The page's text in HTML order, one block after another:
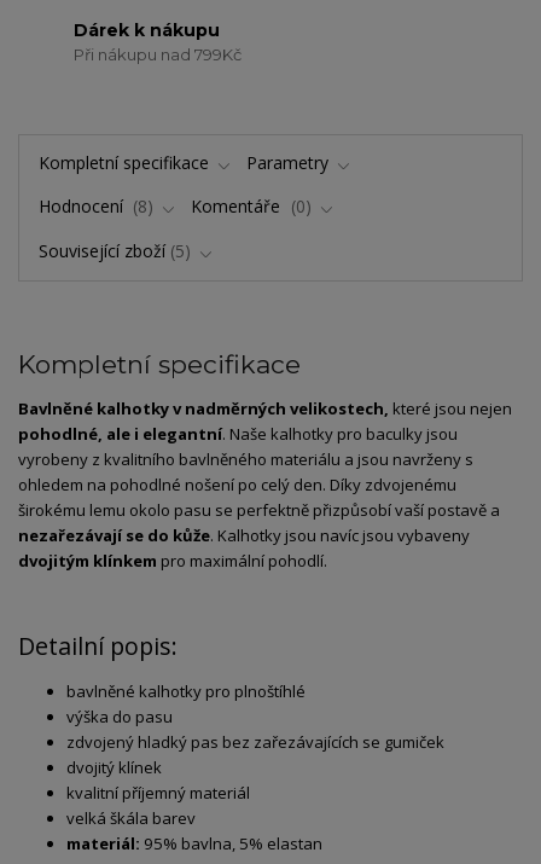
Dárek k nákupu
Při nákupu nad 799Kč
Kompletní specifikace
Parametry
Hodnocení
8 Komentáře
0
Související zboží 5
Kompletní specifikace
Bavlněné kalhotky v nadměrných velikostech, které jsou nejen
pohodlné, ale i elegantní. Naše kalhotky pro baculky jsou
vyrobeny z kvalitního bavlněného materiálu a jsou navrženy s
ohledem na pohodlné nošení po celý den. Díky zdvojenému
širokému lemu okolo pasu se perfektně přizpůsobí vaší postavě a
nezařezávají se do kůže. Kalhotky jsou navíc jsou vybaveny
dvojitým klínkem pro maximální pohodlí.
Detailní popis:
bavlněné kalhotky pro plnoštíhlé
výška do pasu
zdvojený hladký pas bez zařezávajících se gumiček
dvojitý klínek
kvalitní příjemný materiál
velká škála barev
materiál: 95% bavlna, 5% elastan